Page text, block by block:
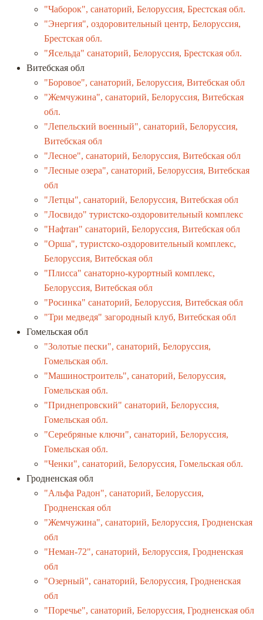
"Чаборок", санаторий, Белоруссия, Брестская обл.
"Энергия", оздоровительный центр, Белоруссия,
Брестская обл.
"Ясельда" санаторий, Белоруссия, Брестская обл.
Витебская обл
"Боровое", санаторий, Белоруссия, Витебская обл
"Жемчужина", санаторий, Белоруссия, Витебская
обл.
"Лепельский военный", санаторий, Белоруссия,
Витебская обл
"Лесное", санаторий, Белоруссия, Витебская обл
"Лесные озера", санаторий, Белоруссия, Витебская
обл
"Летцы", санаторий, Белоруссия, Витебская обл
"Лосвидо" туристско-оздоровительный комплекс
"Нафтан" санаторий, Белоруссия, Витебская обл
"Орша", туристско-оздоровительный комплекс,
Белоруссия, Витебская обл
"Плисса" санаторно-курортный комплекс,
Белоруссия, Витебская обл
"Росинка" санаторий, Белоруссия, Витебская обл
"Три медведя" загородный клуб, Витебская обл
Гомельская обл
"Золотые пески", санаторий, Белоруссия,
Гомельская обл.
"Машиностроитель", санаторий, Белоруссия,
Гомельская обл.
"Приднепровский" санаторий, Белоруссия,
Гомельская обл.
"Серебряные ключи", санаторий, Белоруссия,
Гомельская обл.
"Ченки", санаторий, Белоруссия, Гомельская обл.
Гродненская обл
"Альфа Радон", санаторий, Белоруссия,
Гродненская обл
"Жемчужина", санаторий, Белоруссия, Гродненская
обл
"Неман-72", санаторий, Белоруссия, Гродненская
обл
"Озерный", санаторий, Белоруссия, Гродненская
обл
"Поречье", санаторий, Белоруссия, Гродненская обл